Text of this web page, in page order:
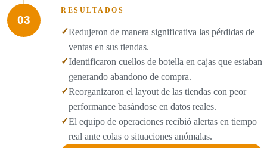
03
RESULTADOS
✓Redujeron de manera significativa las pérdidas de
ventas en sus tiendas.
✓Identificaron cuellos de botella en cajas que estaban
generando abandono de compra.
✓Reorganizaron el layout de las tiendas con peor
performance basándose en datos reales.
✓El equipo de operaciones recibió alertas en tiempo
real ante colas o situaciones anómalas.